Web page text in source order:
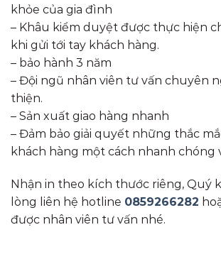
khỏe của gia đình
– Khâu kiểm duyệt được thực hiện
khi gửi tới tay khách hàng.
– bảo hành 3 năm
– Đội ngũ nhân viên tư vấn chuyên
thiện.
– Sản xuất giao hàng nhanh
– Đảm bảo giải quyết những thắc
khách hàng một cách nhanh chóng
Nhận in theo kích thước riêng, Quý
lòng liên hệ hotline 0859266282
được nhân viên tư vấn nhé.